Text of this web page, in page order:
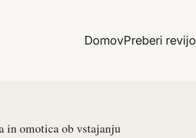
DomovPreberi revijo
in omotica ob vstajanju